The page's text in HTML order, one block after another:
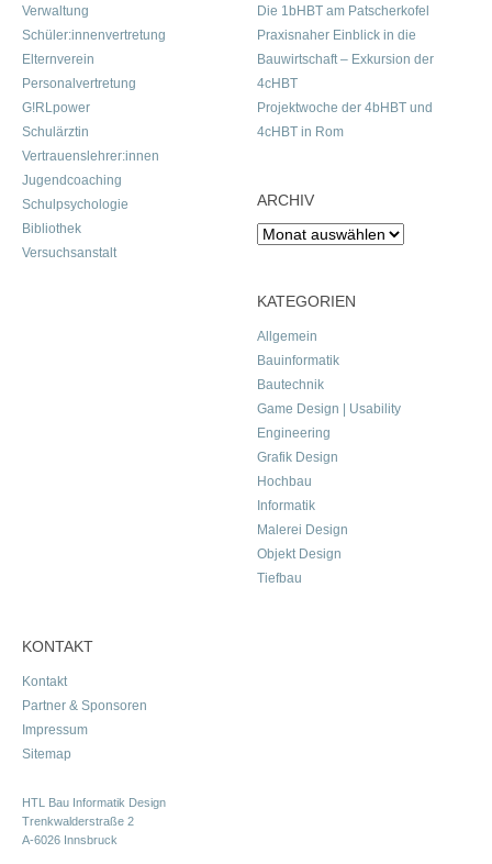
Verwaltung
Schüler:innenvertretung
Elternverein
Personalvertretung
G!RLpower
Schulärztin
Vertrauenslehrer:innen
Jugendcoaching
Schulpsychologie
Bibliothek
Versuchsanstalt
Die 1bHBT am Patscherkofel
Praxisnaher Einblick in die
Bauwirtschaft – Exkursion der
4cHBT
Projektwoche der 4bHBT und
4cHBT in Rom
ARCHIV
Archiv
KATEGORIEN
Allgemein
Bauinformatik
Bautechnik
Game Design | Usability
Engineering
Grafik Design
Hochbau
Informatik
Malerei Design
Objekt Design
Tiefbau
KONTAKT
Kontakt
Partner & Sponsoren
Impressum
Sitemap
HTL Bau Informatik Design
Trenkwalderstraße 2
A-6026 Innsbruck